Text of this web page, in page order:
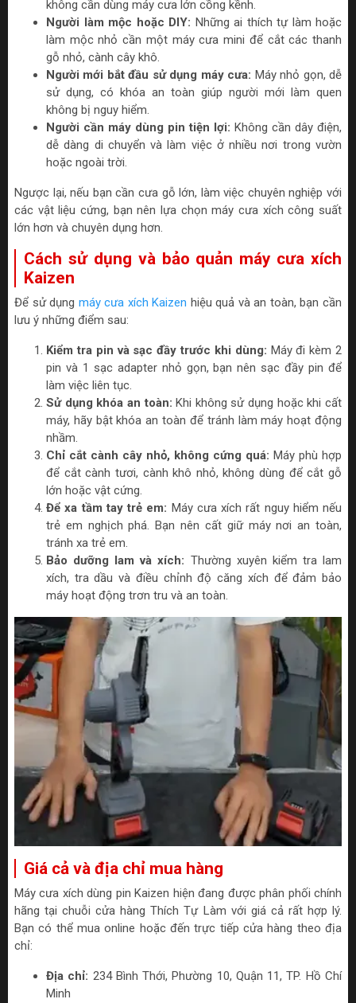
không cần dùng máy cưa lớn cồng kềnh.
Người làm mộc hoặc DIY: Những ai thích tự làm hoặc
làm mộc nhỏ cần một máy cưa mini để cắt các thanh
gỗ nhỏ, cành cây khô.
Người mới bắt đầu sử dụng máy cưa: Máy nhỏ gọn, dễ
sử dụng, có khóa an toàn giúp người mới làm quen
không bị nguy hiểm.
Người cần máy dùng pin tiện lợi: Không cần dây điện,
dễ dàng di chuyển và làm việc ở nhiều nơi trong vườn
hoặc ngoài trời.
Ngược lại, nếu bạn cần cưa gỗ lớn, làm việc chuyên nghiệp với
các vật liệu cứng, bạn nên lựa chọn máy cưa xích công suất
lớn hơn và chuyên dụng hơn.
Cách sử dụng và bảo quản máy cưa xích
Kaizen
Để sử dụng máy cưa xích Kaizen hiệu quả và an toàn, bạn cần
lưu ý những điểm sau:
Kiểm tra pin và sạc đầy trước khi dùng: Máy đi kèm 2
pin và 1 sạc adapter nhỏ gọn, bạn nên sạc đầy pin để
làm việc liên tục.
Sử dụng khóa an toàn: Khi không sử dụng hoặc khi cất
máy, hãy bật khóa an toàn để tránh làm máy hoạt động
nhầm.
Chỉ cắt cành cây nhỏ, không cứng quá: Máy phù hợp
để cắt cành tươi, cành khô nhỏ, không dùng để cắt gỗ
lớn hoặc vật cứng.
Để xa tầm tay trẻ em: Máy cưa xích rất nguy hiểm nếu
trẻ em nghịch phá. Bạn nên cất giữ máy nơi an toàn,
tránh xa trẻ em.
Bảo dưỡng lam và xích: Thường xuyên kiểm tra lam
xích, tra dầu và điều chỉnh độ căng xích để đảm bảo
máy hoạt động trơn tru và an toàn.
Giá cả và địa chỉ mua hàng
Máy cưa xích dùng pin Kaizen hiện đang được phân phối chính
hãng tại chuỗi cửa hàng Thích Tự Làm với giá cả rất hợp lý.
Bạn có thể mua online hoặc đến trực tiếp cửa hàng theo địa
chỉ:
Địa chỉ: 234 Bình Thới, Phường 10, Quận 11, TP. Hồ Chí
Minh